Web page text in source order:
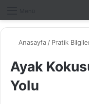
Anasayfa / Pratik
Ayak
Yolu